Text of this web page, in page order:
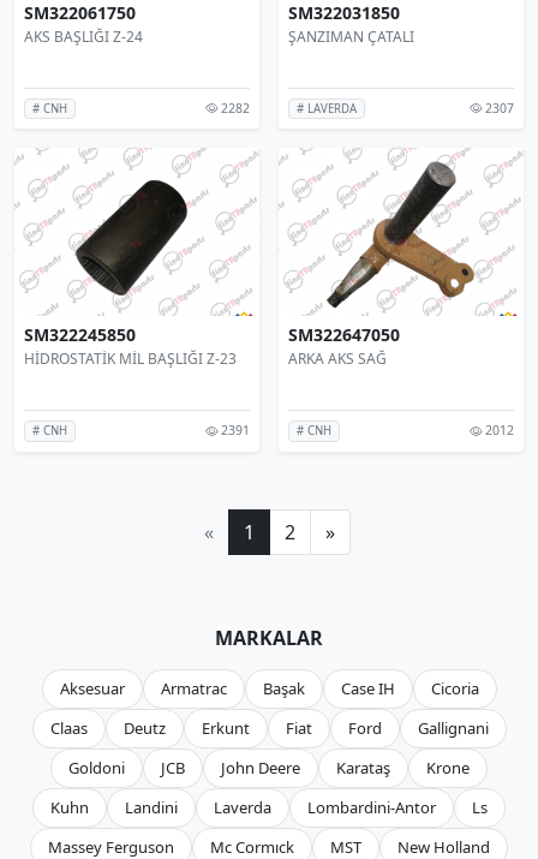
SM322061750
AKS BAŞLIĞI Z-24
# CNH 2282
SM322031850
ŞANZIMAN ÇATALI
# LAVERDA 2307
SM322245850
HİDROSTATİK MİL BAŞLIĞI Z-23
# CNH 2391
SM322647050
ARKA AKS SAĞ
# CNH 2012
« 1 2 »
MARKALAR
Aksesuar Armatrac Başak Case IH
Cicoria
Claas
Deutz Erkunt Fiat Ford
Gallignani
Goldoni
JCB John Deere Karataş
Krone
Kuhn
Landini Laverda Lombardini-Antor
Ls
Massey Ferguson
Mc Cormıck MST
New Holland